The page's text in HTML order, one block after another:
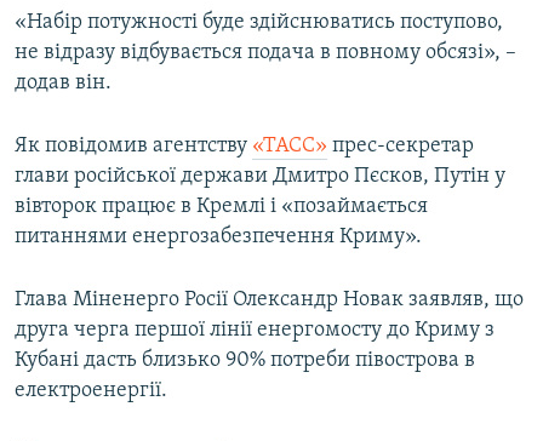
«Набір потужності буде здійснюватись поступово,
не відразу відбувається подача в повному обсязі», –
додав він.
Як повідомив агентству «ТАСС» прес-секретар
глави російської держави Дмитро Пєсков, Путін у
вівторок працює в Кремлі і «позаймається
питаннями енергозабезпечення Криму».
Глава Міненерго Росії Олександр Новак заявляв, що
друга черга першої лінії енергомосту до Криму з
Кубані дасть близько 90% потреби півострова в
електроенергії.